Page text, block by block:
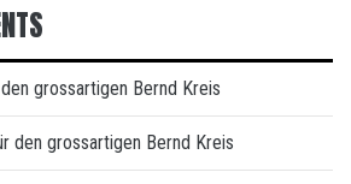
grossartigen Bernd Kreis
den grossartigen Bernd Kreis